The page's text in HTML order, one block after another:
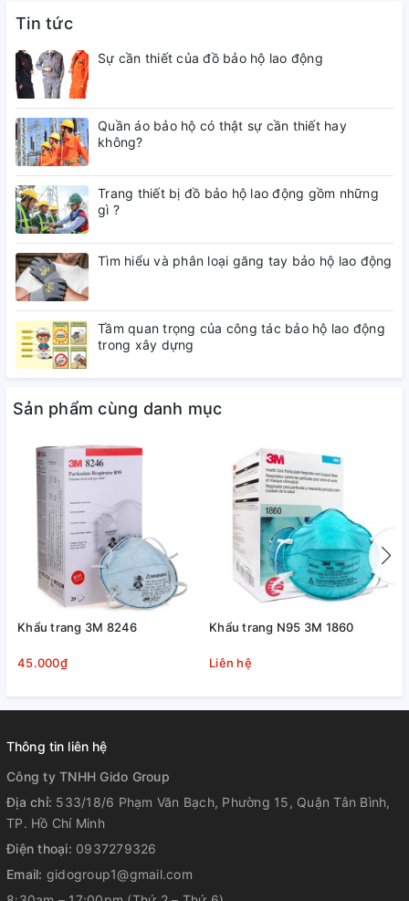
Khẩu trang phòng độc kết hợp công nghệ độc quyền của
3M với thiết bị lọc chất xơ điện tử tiên tiến và tương thích với
nhiều loại kính bảo hộ và thiết bị bảo vệ thính giác.
Tiêu Chuẩn: N95
Kích thước: 3.4 x 4.2 inch
Màu Sắc: Trắng
Quy Cách Đóng Gói: 20 Cái/Hộp, 8 Hộp/Case
Ứng Dụng: Dầu khí, đóng tàu, cảng - Ô tô, xe máy, nhựa,
gỗ, kim loại - Giày da, may mặc, nhuộm - Thực phẩm, thủy
bón
Tin tức
Sự cần thiết của đồ bảo hộ lao động
Quần áo bảo hộ có thật sự cần thiết hay
không?
Trang thiết bị đồ bảo hộ lao động gồm những
gì ?
Tìm hiểu và phân loại găng tay bảo hộ lao động
Tầm quan trọng của công tác bảo hộ lao động
trong xây dựng
Sản phẩm cùng danh mục
Khẩu trang 3M 8246
45.000₫
Khẩu trang N95 3M 1860
Liên hệ
Thông tin liên hệ
Công ty TNHH Gido Group
Địa chỉ: 533/18/6 Phạm Văn Bạch, Phường 15, Quận Tân Bình,
TP. Hồ Chí Minh
Điện thoại: 0937279326
Email: gidogroup1@gmail.com